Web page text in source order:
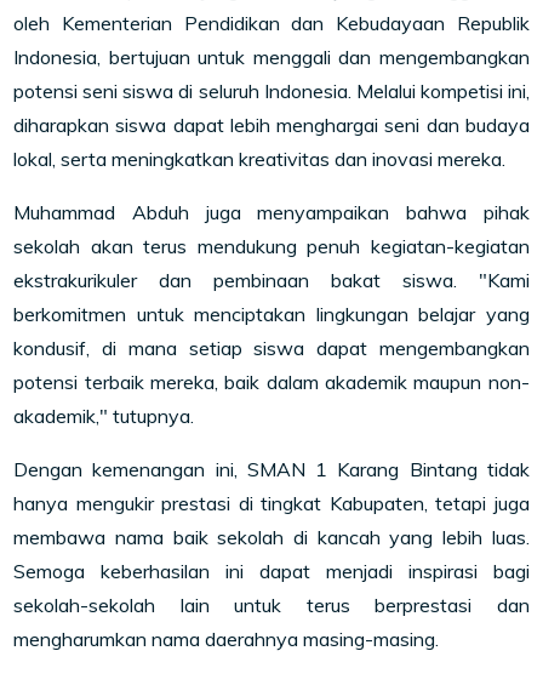
oleh Kementerian Pendidikan dan Kebudayaan Republik
Indonesia, bertujuan untuk menggali dan mengembangkan
potensi seni siswa di seluruh Indonesia. Melalui kompetisi ini,
diharapkan siswa dapat lebih menghargai seni dan budaya
lokal, serta meningkatkan kreativitas dan inovasi mereka.
Muhammad Abduh juga menyampaikan bahwa pihak
sekolah akan terus mendukung penuh kegiatan-kegiatan
ekstrakurikuler dan pembinaan bakat siswa. "Kami
berkomitmen untuk menciptakan lingkungan belajar yang
kondusif, di mana setiap siswa dapat mengembangkan
potensi terbaik mereka, baik dalam akademik maupun non-
akademik," tutupnya.
Dengan kemenangan ini, SMAN 1 Karang Bintang tidak
hanya mengukir prestasi di tingkat Kabupaten, tetapi juga
membawa nama baik sekolah di kancah yang lebih luas.
Semoga keberhasilan ini dapat menjadi inspirasi bagi
sekolah-sekolah lain untuk terus berprestasi dan
mengharumkan nama daerahnya masing-masing.